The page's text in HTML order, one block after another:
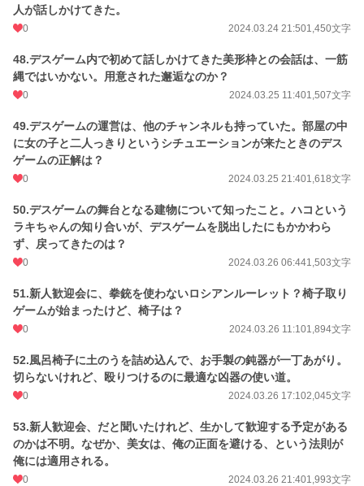
人が話しかけてきた。
0 2024.03.24 21:501,450文字
48.デスゲーム内で初めて話しかけてきた美形枠との会話は、一筋
縄ではいかない。用意された邂逅なのか？
0 2024.03.25 11:401,507文字
49.デスゲームの運営は、他のチャンネルも持っていた。部屋の中
に女の子と二人っきりというシチュエーションが来たときのデス
ゲームの正解は？
0 2024.03.25 21:401,618文字
50.デスゲームの舞台となる建物について知ったこと。ハコという
ラキちゃんの知り合いが、デスゲームを脱出したにもかかわら
ず、戻ってきたのは？
0 2024.03.26 06:441,503文字
51.新人歓迎会に、拳銃を使わないロシアンルーレット？椅子取り
ゲームが始まったけど、椅子は？
0 2024.03.26 11:101,894文字
52.風呂椅子に土のうを詰め込んで、お手製の鈍器が一丁あがり。
切らないけれど、殴りつけるのに最適な凶器の使い道。
0 2024.03.26 17:102,045文字
53.新人歓迎会、だと聞いたけれど、生かして歓迎する予定がある
のかは不明。なぜか、美女は、俺の正面を避ける、という法則が
俺には適用される。
0 2024.03.26 21:401,993文字